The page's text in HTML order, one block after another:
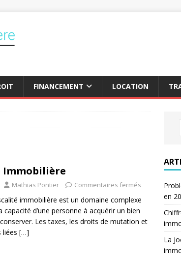
FINANCEMENT LOCATION
Immobilière
Mathias Pontier Commentaires fermés
immobilière est un domaine complexe
d’une personne à acquérir un bien
Les taxes, les droits de mutation et
liées […]
en
La